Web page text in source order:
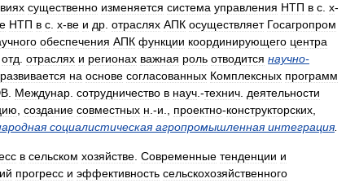
существенно изменяется система управления НТП в с х-
НТП в с х-ве и др отраслях АПК осуществляет Госагропром
обеспечения АПК функции координирующего центра
отд отраслях и регионах важная роль отводится научно-
развивается на основе согласованных Комплексных программ
Междунар сотрудничество в науч .-технич деятельности
создание совместных н .-и проектно-конструкторских
социалистическая агропромышленная интеграция.
в сельском хозяйстве Современные тенденции и
прогресс и эффективность сельскохозяйственного